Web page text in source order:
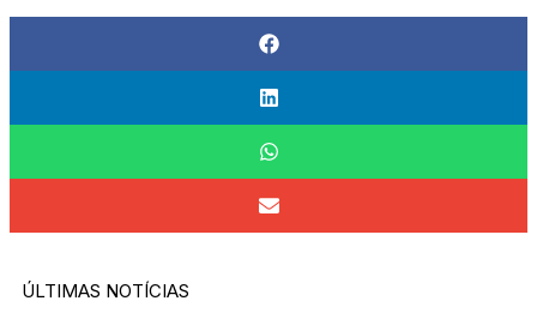
ÚLTIMAS NOTÍCIAS